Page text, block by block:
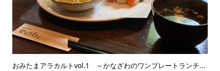
おみたまアラカルトvol.1 ～かなざわのワンプレートランチ...